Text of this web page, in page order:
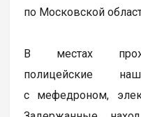
по Московской
В местах
полицейские
с мефедроном,